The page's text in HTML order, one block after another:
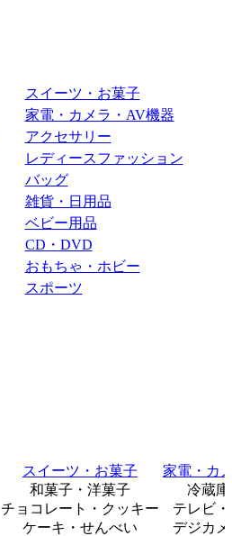
スイーツ・お菓子
家電・カメラ・AV機器
アクセサリー
レディースファッション
バッグ
雑貨・日用品
ベビー用品
CD・DVD
おもちゃ・ホビー
スポーツ
スイーツ・お菓子
和菓子・洋菓子
チョコレート・クッキー
ケーキ・せんべい
家電・カ
冷蔵
テレビ
デジカ